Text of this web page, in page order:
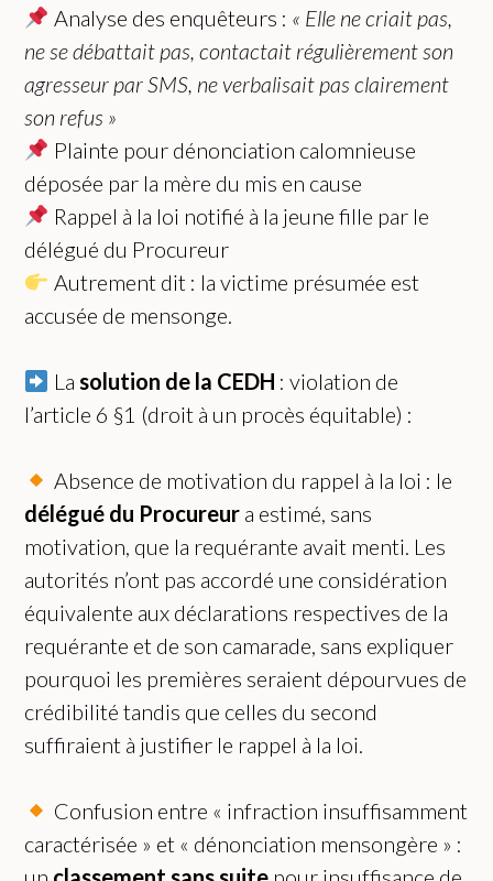
Analyse des enquêteurs : « Elle ne criait pas,
ne se débattait pas, contactait régulièrement son
agresseur par SMS, ne verbalisait pas clairement
son refus »
Plainte pour dénonciation calomnieuse
déposée par la mère du mis en cause
Rappel à la loi notifié à la jeune fille par le
délégué du Procureur
Autrement dit : la victime présumée est
accusée de mensonge.
La solution de la CEDH : violation de
l’article 6 §1 (droit à un procès équitable) :
Absence de motivation du rappel à la loi : le
délégué du Procureur a estimé, sans
motivation, que la requérante avait menti. Les
autorités n’ont pas accordé une considération
équivalente aux déclarations respectives de la
requérante et de son camarade, sans expliquer
pourquoi les premières seraient dépourvues de
crédibilité tandis que celles du second
suffiraient à justifier le rappel à la loi.
Confusion entre « infraction insuffisamment
caractérisée » et « dénonciation mensongère » :